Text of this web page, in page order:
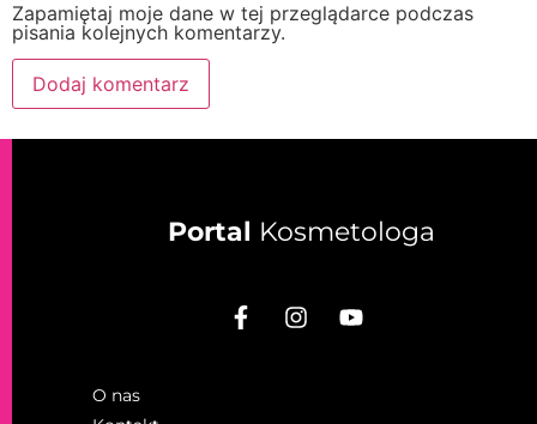
Zapamiętaj moje dane w tej przeglądarce podczas
pisania kolejnych komentarzy.
Portal Kosmetologa
O nas